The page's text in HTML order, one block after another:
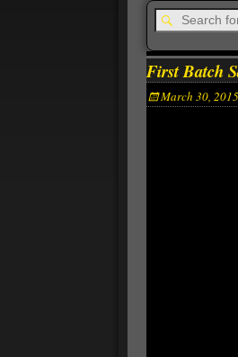
First Batch
March 30, 2015